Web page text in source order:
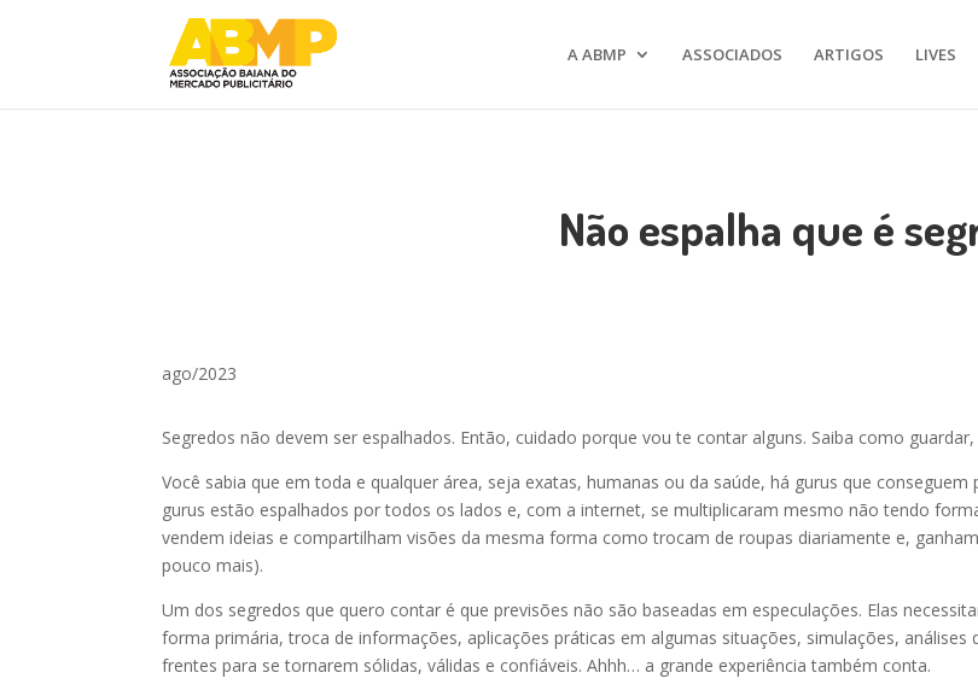
A ABMP ASSOCIADOS ARTIGOS LIVES
Não espalha que é
ago/2023
Segredos não devem ser espalhados. Então, cuidado porque vou te contar alguns. Saiba como
Você sabia que em toda e qualquer área, seja exatas, humanas ou da saúde, há gurus que
gurus estão espalhados por todos os lados e, com a internet, se multiplicaram mesmo não tendo
vendem ideias e compartilham visões da mesma forma como trocam de roupas diariamente e,
pouco mais).
Um dos segredos que quero contar é que previsões não são baseadas em especulações. Elas
forma primária, troca de informações, aplicações práticas em algumas situações, simulações, análises
frentes para se tornarem sólidas, válidas e confiáveis. Ahhh… a grande experiência também conta.